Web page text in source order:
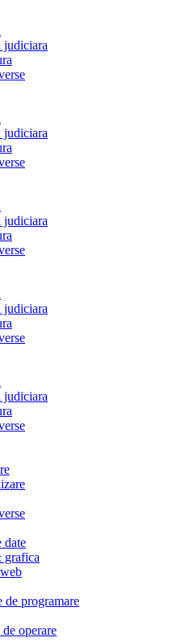
judiciara
judiciara
judiciara
judiciara
judiciara
date
de programare
de operare